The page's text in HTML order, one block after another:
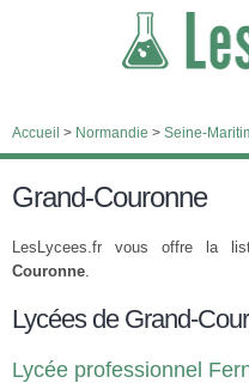
Accueil > Normandie > Seine-
Grand-Couronne
LesLycees.fr vous offre la
Couronne.
Lycées de Grand-
Lycée professionnel